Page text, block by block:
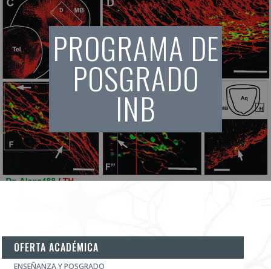
PROGRAMA DE
POSGRADO
INB
OFERTA ACADÉMICA
ENSEÑANZA Y POSGRADO